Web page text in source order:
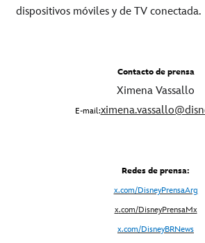
dispositivos móviles y de TV conectada.
Contacto de prensa
Ximena Vassallo
E-mail:
Redes de prensa:
x.com/DisneyPrensaArg
x.com/DisneyPrensaMx
x.com/DisneyBRNews